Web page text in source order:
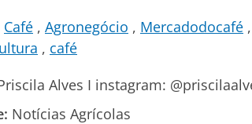
Café Agronegócio Mercadodocafé
café
Alves I instagram:
Notícias Agrícolas